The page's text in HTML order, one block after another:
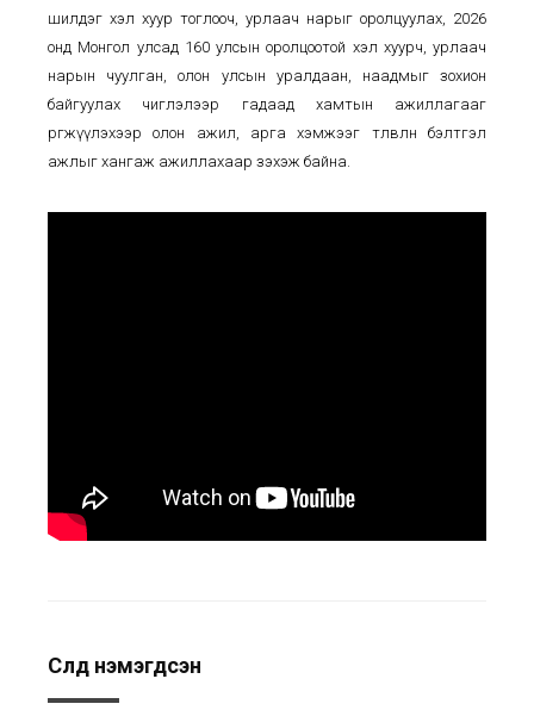
шилдэг хэл хуур тоглооч, урлаач нарыг оролцуулах, 2026
онд Монгол улсад 160 улсын оролцоотой хэл хуурч, урлаач
нарын чуулган, олон улсын уралдаан, наадмыг зохион
байгуулах чиглэлээр гадаад хамтын ажиллагааг
өргөжүүлэхээр олон ажил, арга хэмжээг төлөвлөн бэлтгэл
ажлыг хангаж ажиллахаар зэхэж байна.
Сүүлд нэмэгдсэн